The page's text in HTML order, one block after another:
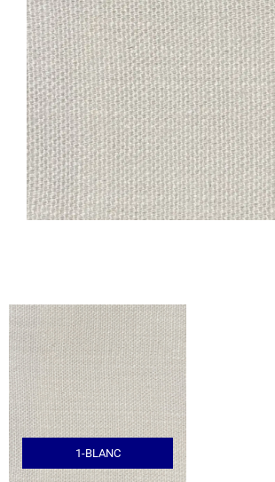
1-BLANC